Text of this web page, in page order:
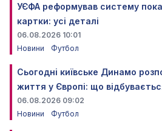
УЄФА реформував систему
картки: усі деталі
06.08.2026 10:01
Новини
Футбол
Сьогодні київське Динамо
життя у Європі: що
06.08.2026 09:02
Новини
Футбол